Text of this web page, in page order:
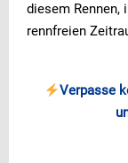
diesem
rennfreien
Verpasse